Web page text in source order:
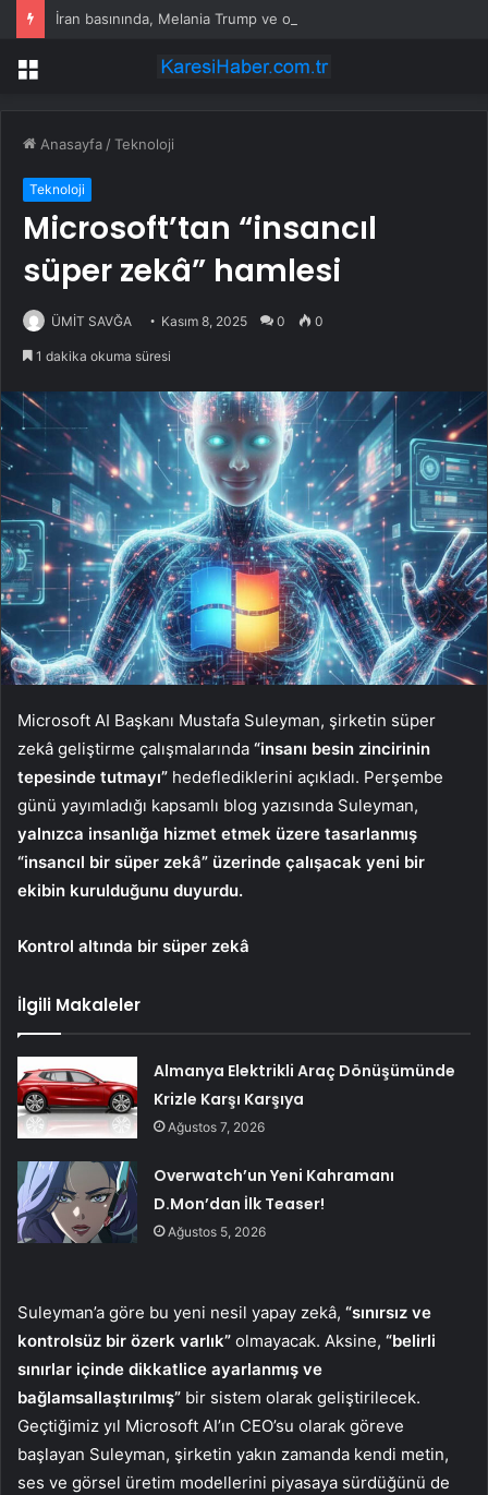
Menü
Anasayfa /Teknoloji
Teknoloji
Microsoft’tan “insancıl
süper zekâ” hamlesi
ÜMİT SAVĞA Kasım 8, 2025 0 0
1 dakika okuma süresi
Microsoft AI Başkanı Mustafa Suleyman, şirketin süper
zekâ geliştirme çalışmalarında “insanı besin zincirinin
tepesinde tutmayı” hedeflediklerini açıkladı. Perşembe
günü yayımladığı kapsamlı blog yazısında Suleyman,
yalnızca insanlığa hizmet etmek üzere tasarlanmış
“insancıl bir süper zekâ” üzerinde çalışacak yeni bir
ekibin kurulduğunu duyurdu.
Kontrol altında bir süper zekâ
İlgili Makaleler
Almanya Elektrikli Araç Dönüşümünde
Krizle Karşı Karşıya
Ağustos 7, 2026
Overwatch’un Yeni Kahramanı
D.Mon’dan İlk Teaser!
Ağustos 5, 2026
Suleyman’a göre bu yeni nesil yapay zekâ, “sınırsız ve
kontrolsüz bir özerk varlık” olmayacak. Aksine, “belirli
sınırlar içinde dikkatlice ayarlanmış ve
bağlamsallaştırılmış” bir sistem olarak geliştirilecek.
Geçtiğimiz yıl Microsoft AI’ın CEO’su olarak göreve
başlayan Suleyman, şirketin yakın zamanda kendi metin,
ses ve görsel üretim modellerini piyasaya sürdüğünü de